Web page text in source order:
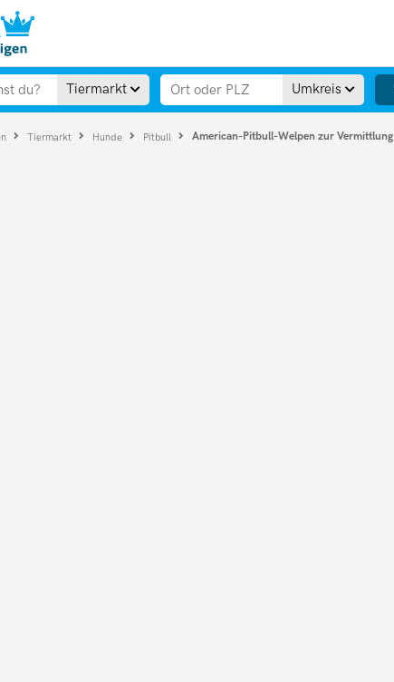
Tiermarkt Umkreis
Tiermarkt Hunde Pitbull American-Pitbull-Welpen zur Vermittlung